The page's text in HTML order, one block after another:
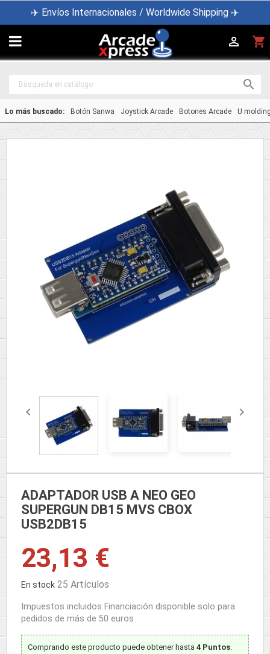
✈️ Envíos Internacionales / Worldwide Shipping ✈️
 shopping_cart


Lo más buscado: Botón Sanwa Joystick Arcade Botones Arcade U
 
ADAPTADOR USB A NEO GEO
SUPERGUN DB15 MVS CBOX
USB2DB15
23,13 €
En stock 25 Artículos
Impuestos incluidos Financiación disponible solo para
pedidos de más de 50 euros
Comprando este producto puede obtener hasta 4 Puntos.